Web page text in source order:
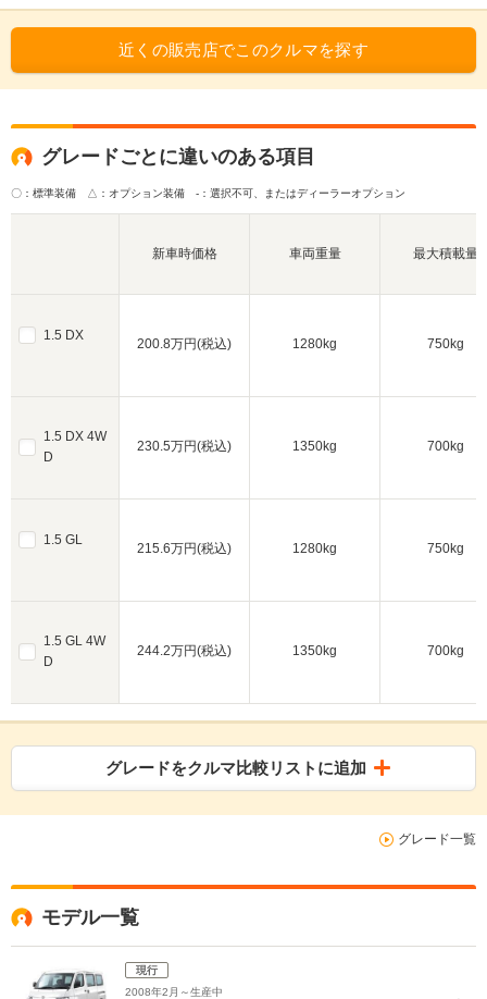
近くの販売店でこのクルマを探す
グレードごとに違いのある項目
〇：標準装備 △：オプション装備 -：選択不可、またはディーラーオプション
1.5 DX
1.5 DX 4W
D
1.5 GL
1.5 GL 4W
D
新車時価格 車両重量 最大積載量
200.8万円(税込) 1280kg 750kg
230.5万円(税込) 1350kg 700kg
215.6万円(税込) 1280kg 750kg
244.2万円(税込) 1350kg 700kg
グレードをクルマ比較リストに追加
グレード一覧
モデル一覧
現行
2008年2月～生産中